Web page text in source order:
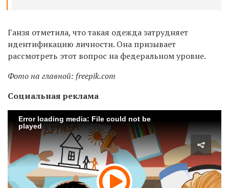
Ганзя отметила, что такая одежда затрудняет
идентификацию личности. Она призывает
рассмотреть этот вопрос на федеральном уровне.
Фото на главной: freepik.com
Социальная реклама
Error loading media: File could not be
played